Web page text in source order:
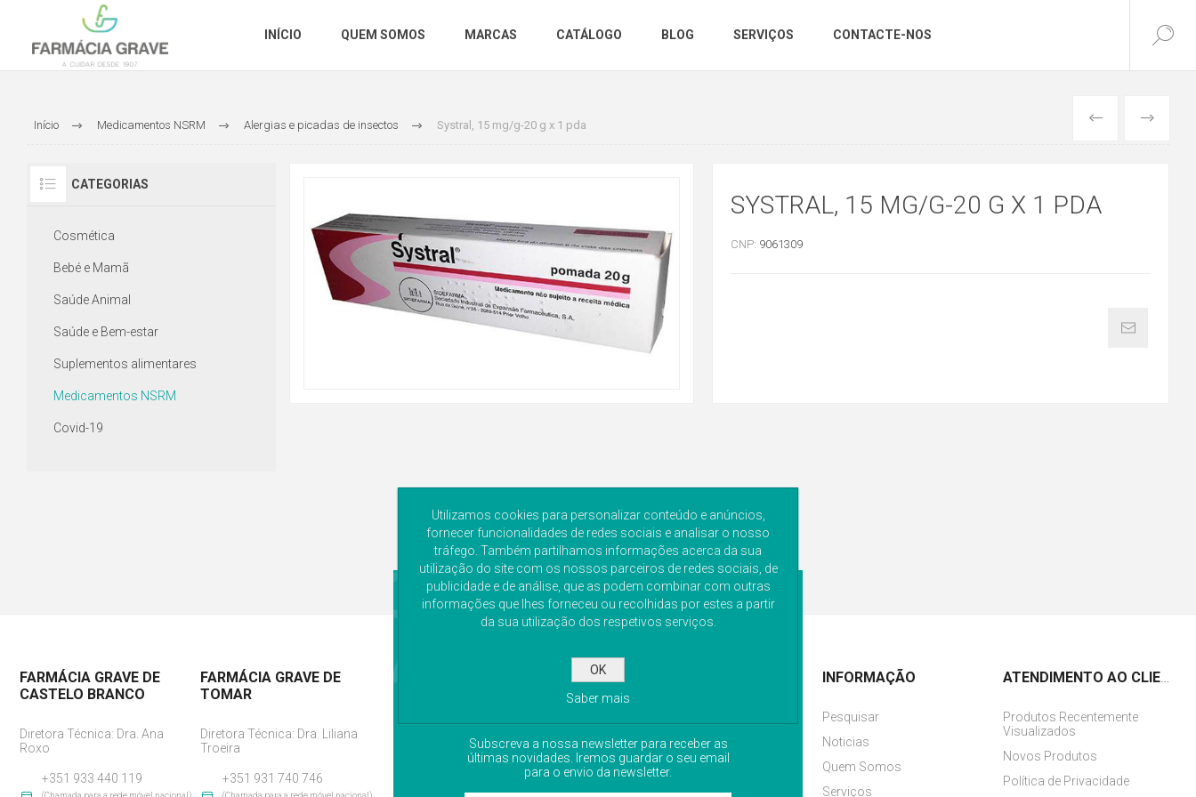
INÍCIO QUEM SOMOS MARCAS CATÁLOGO BLOG SERVIÇOS CONTACTE-NOS
Início Medicamentos NSRM Alergias e picadas de insectos Systral, 15 mg/g-20 g x 1 pda ANTERIORSEGUINTE
CATEGORIAS
Cosmética
Bebé e Mamã
Saúde Animal
Saúde e Bem-estar
Suplementos alimentares
Medicamentos NSRM
Covid-19
SYSTRAL, 15 MG/G-20 G X 1 PDA
CNP: 9061309
NEWSLETTER
Subscreva a nossa newsletter para receber as
últimas novidades. Iremos guardar o seu email
para o envio da newsletter.
FARMÁCIA GRAVE DE
CASTELO BRANCO
Diretora Técnica: Dra. Ana
Roxo
+351 933 440 119
FARMÁCIA GRAVE DE
TOMAR
Diretora Técnica: Dra. Liliana
Troeira
+351 931 740 746
INFORMAÇÃO
Pesquisar
Noticias
Quem Somos
Serviços
ATENDIMENTO AO CLIENTE
Produtos Recentemente
Visualizados
Novos Produtos
Política de Privacidade
Utilizamos cookies para personalizar conteúdo e anúncios,
fornecer funcionalidades de redes sociais e analisar o nosso
tráfego. Também partilhamos informações acerca da sua
utilização do site com os nossos parceiros de redes sociais, de
publicidade e de análise, que as podem combinar com outras
informações que lhes forneceu ou recolhidas por estes a partir
da sua utilização dos respetivos serviços.
OK
Saber mais